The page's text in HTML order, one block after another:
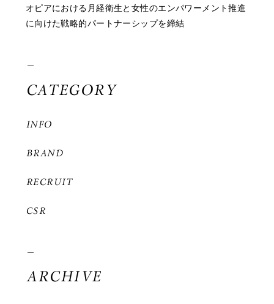
オピアにおける月経衛生と女性のエンパワーメント推進
に向けた戦略的パートナーシップを締結
CATEGORY
INFO
BRAND
RECRUIT
CSR
ARCHIVE